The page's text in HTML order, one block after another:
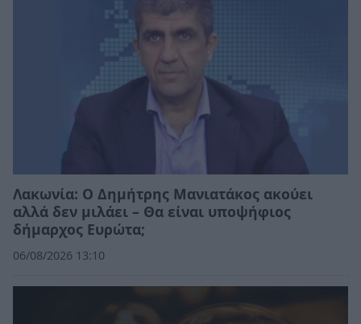
Λακωνία: Ο Δημήτρης Μανιατάκος ακούει
αλλά δεν μιλάει – Θα είναι υποψήφιος
δήμαρχος Ευρώτα;
06/08/2026 13:10